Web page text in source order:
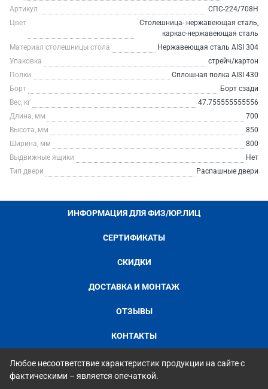
Артикул
СПС-224/708Н
Цвет
Столешница- нержавеющая сталь,
каркас-нержавеющая сталь
Материал столешницы стола
Нержавеющая сталь AISI 304
Упаковка
стрейч/картон
Полки
Сплошная полка AISI 430
Борт
Борт сзади
Вес, кг
47.755555555556
Длина, мм
700
Высота, мм
850
Ширина, мм
800
Выдвижные ящики
Нет
Тип двери
Распашные двери
ИНФОРМАЦИЯ ДЛЯ ФИЗ/ЮР.ЛИЦ
СЕРТИФИКАТЫ
СКИДКИ
ДОСТАВКА И МОНТАЖ
ОТЗЫВЫ
КОНТАКТЫ
Любое несоответствие характеристик продукции на сайте с
фактическими – является опечаткой.